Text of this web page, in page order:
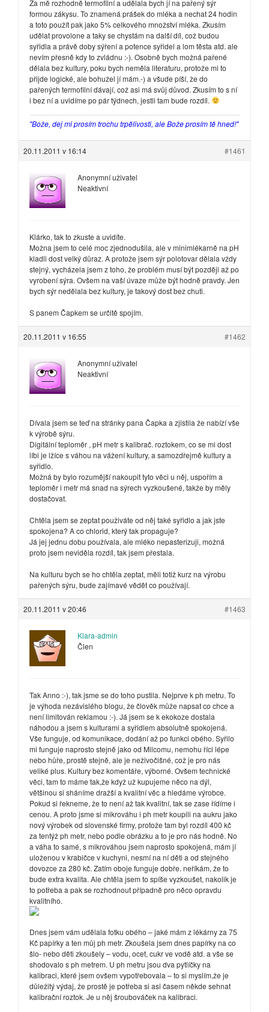
Za mě rozhodně termofilní a udělala bych jí na pařený sýr
formou zákysu. To znamená prášek do mléka a nechat 24 hodin
a toto použít pak jako 5% celkového množství mléka. Zkusím
udělat provolone a taky se chystám na další díl, což budou
syřidla a právě doby sýření a potence syřidel a lom těsta atd. ale
nevím přesně kdy to zvládnu :-). Osobně bych možná pařené
dělala bez kultury, poku bych neměla literaturu, protože mi to
přijde logické, ale bohužel jí mám.-) a všude píší, že do
pařených termofilní dávají, což asi má svůj důvod. Zkusím to s ní
i bez ní a uvidíme po pár týdnech, jestli tam bude rozdíl.
"Bože, dej mi prosím trochu trpělivosti, ale Bože prosím tě hned!"
20.11.2011 v 16:14 #1461
Anonymní uživatel
Neaktivní
Klárko, tak to zkuste a uvidíte.
Možna jsem to celé moc zjednodušila, ale v minimlékarně na pH
kladli dost velký důraz. A protože jsem sýr polotovar dělala vždy
stejný, vycházela jsem z toho, že problém musí být později až po
vyrobení sýra. Ovšem na vaší úvaze může být hodně pravdy. Jen
bych sýr nedělala bez kultury, je takový dost bez chuti.
S panem Čapkem se určitě spojím.
20.11.2011 v 16:55 #1462
Anonymní uživatel
Neaktivní
Dívala jsem se teď na stránky pana Čapka a zjistila že nabízí vše
k výrobě sýru.
Digitální teploměr , pH metr s kalibrač. roztokem, co se mi dost
líbi je lžíce s váhou na vážení kultury, a samozdřejmě kultury a
syřidlo.
Možná by bylo rozumější nakoupit tyto věci u něj, uspořím a
teploměr i metr má snad na sýrech vyzkoušené, takže by měly
dostačovat.
Chtěla jsem se zeptat použiváte od něj také syřidlo a jak jste
spokojena? A co chlorid, který tak propaguje?
Já jej jednu dobu používala, ale mléko nepasterizuji, možná
proto jsem neviděla rozdíl, tak jsem přestala.
Na kulturu bych se ho chtěla zeptat, měli totiž kurz na výrobu
pařených sýru, bude zajímavé vědět co používají.
20.11.2011 v 20:46 #1463
Klara-admin
Člen
Tak Anno :-), tak jsme se do toho pustila. Nejprve k ph metru. To
je výhoda nezávislého blogu, že člověk může napsat co chce a
není limitován reklamou :-). Já jsem se k ekokoze dostala
náhodou a jsem s kulturami a syřidlem absolutně spokojená.
Vše funguje, od komunikace, dodání až po funkci obého. Syřilo
mi funguje naprosto stejně jako od Milcomu, nemohu říci lépe
nebo hůře, prostě stejně, ale je neživočišné, což je pro nás
veliké plus. Kultury bez komentáře, výborné. Ovšem technické
věci, tam to máme tak,že když už kupujeme něco na dýl,
většinou si sháníme dražší a kvalitní věc a hledáme výrobce.
Pokud si řekneme, že to není až tak kvalitní, tak se zase řídíme i
cenou. A proto jsme si mikrováhu i ph metr koupili na aukru jako
nový výrobek od slovenské firmy, protože tam byl rozdíl 400 kč
za tentýž ph metr, nebo podle obrázku a to je pro nás hodně. No
a váha to samé, s mikrováhou jsem naprosto spokojená, mám jí
uloženou v krabičce v kuchyni, nesmí na ní děti a od stejného
dovozce za 280 kč. Zatím oboje funguje dobře. neříkám, že to
bude extra kvalita. Ale chtěla jsem to spíše vyzkoušet, nakolik je
to potřeba a pak se rozhodnout případně pro něco opravdu
kvalitního.
Dnes jsem vám udělala fotku obého – jaké mám z lékárny za 75
Kč papírky a ten můj ph metr. Zkoušela jsem dnes papírky na co
šlo- nebo děti zkoušely – vodu, ocet, cukr ve vodě atd. a vše se
shodovalo s ph metrem. U ph metru jsou dva pytlíčky na
kalibraci, které jsem ovšem vypotřebovala – to si myslím,že je
důležitý výdaj, že prostě je potřeba si asi časem někde sehnat
kalibrační roztok. Je u něj šroubováček na kalibraci.